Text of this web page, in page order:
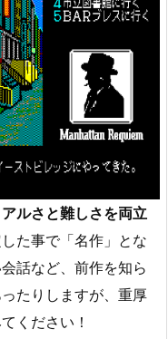
ルさと難しさを両立
た事で「名作」とな
話など、前作を知ら
たりしますが、重厚
ください！